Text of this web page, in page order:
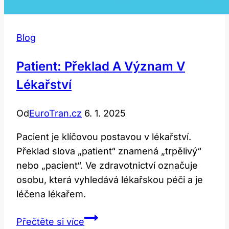
Blog
Patient: Překlad A Význam V
Lékařství
OdEuroTran.cz 6. 1. 2025
Pacient je klíčovou postavou v lékařství.
Překlad slova „patient“ znamená „trpělivý“
nebo „pacient“. Ve zdravotnictví označuje
osobu, která vyhledává lékařskou péči a je
léčena lékařem.
Přečtěte si vícePatient: